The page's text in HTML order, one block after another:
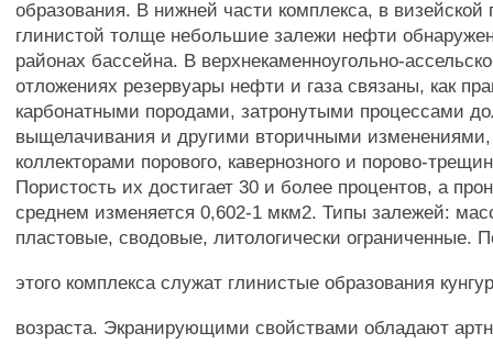
образования. В нижней части комплекса, в визейской
глинистой толще небольшие залежи нефти
районах бассейна. В верхнекаменноугольно-
отложениях резервуары нефти и газа связаны, как
карбонатными породами, затронутыми процессами
выщелачивания и другими вторичными
коллекторами порового, кавернозного и порово-
Пористость их достигает 30 и более процентов, а
среднем изменяется 0,602-1 мкм2. Типы залежей:
пластовые, сводовые, литологически ограниченные.
этого комплекса служат глинистые образования
возраста. Экранирующими свойствами обладают